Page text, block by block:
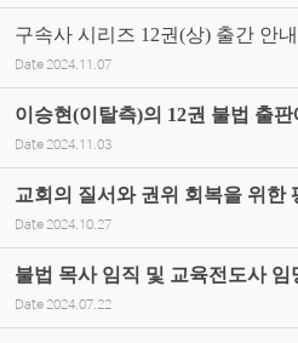
구속사 시리즈 12권(상) 출간 안내
Date 2024.11.07
이승현(이탈측)의 12권 불법 출
Date 2024.11.03
교회의 질서와 권위 회복을 위한
Date 2024.10.27
불법 목사 임직 및 교육전도사
Date 2024.07.22